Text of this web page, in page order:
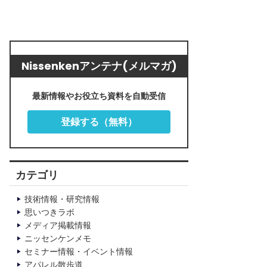
Nissenkenアンテナ(メルマガ)
最新情報やお役立ち資料を自動受信
登録する（無料）
カテゴリ
技術情報・研究情報
思いつきラボ
メディア掲載情報
ニッセンケンメモ
セミナー情報・イベント情報
アパレル散歩道